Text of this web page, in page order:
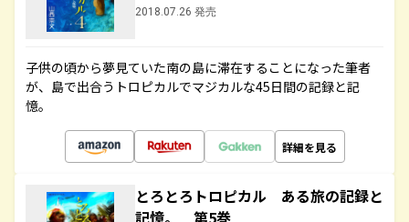
2018.07.26 発売
子供の頃から夢見ていた南の島に滞在することになった筆者
が、島で出合うトロピカルでマジカルな45日間の記録と記
憶。
詳細を見る
とろとろトロピカル ある旅の記録と
記憶。 第5巻